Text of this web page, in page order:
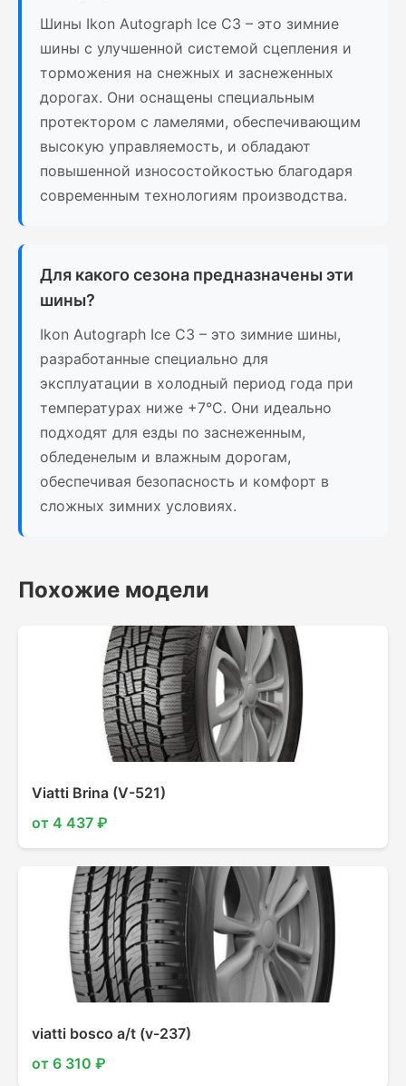
Шины Ikon Autograph Ice C3 – это зимние
шины с улучшенной системой сцепления и
торможения на снежных и заснеженных
дорогах. Они оснащены специальным
протектором с ламелями, обеспечивающим
высокую управляемость, и обладают
повышенной износостойкостью благодаря
современным технологиям производства.
Для какого сезона предназначены эти
шины?
Ikon Autograph Ice C3 – это зимние шины,
разработанные специально для
эксплуатации в холодный период года при
температурах ниже +7°C. Они идеально
подходят для езды по заснеженным,
обледенелым и влажным дорогам,
обеспечивая безопасность и комфорт в
сложных зимних условиях.
Похожие модели
Viatti Brina (V-521)
от 4 437 ₽
viatti bosco a/t (v-237)
от 6 310 ₽